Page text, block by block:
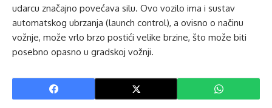
udarcu značajno povećava silu. Ovo vozilo ima i sustav
automatskog ubrzanja (launch control), a ovisno o načinu
vožnje, može vrlo brzo postići velike brzine, što može biti
posebno opasno u gradskoj vožnji.